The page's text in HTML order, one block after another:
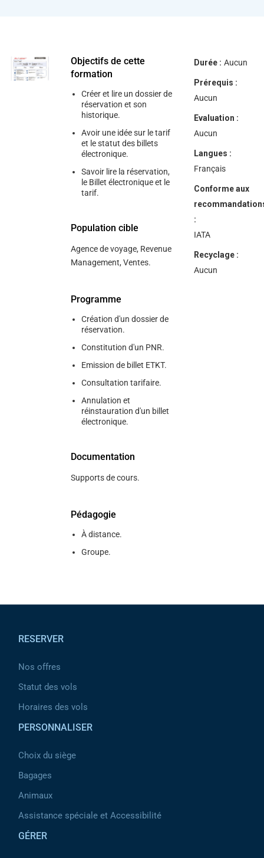
Objectifs de cette
formation
Créer et lire un dossier de
réservation et son
historique.
Avoir une idée sur le tarif
et le statut des billets
électronique.
Savoir lire la réservation,
le Billet électronique et le
tarif.
Population cible
Agence de voyage, Revenue
Management, Ventes.
Programme
Création d'un dossier de
réservation.
Constitution d'un PNR.
Emission de billet ETKT.
Consultation tarifaire.
Annulation et
réinstauration d'un billet
électronique.
Documentation
Supports de cours.
Pédagogie
À distance.
Groupe.
Durée : Aucun
Prérequis :
Aucun
Evaluation :
Aucun
Langues :
Français
Conforme aux
:
IATA
Recyclage :
Aucun
RESERVER
Nos offres
Statut des vols
Horaires des vols
PERSONNALISER
Choix du siège
Bagages
Animaux
Assistance spéciale et Accessibilité
GÉRER